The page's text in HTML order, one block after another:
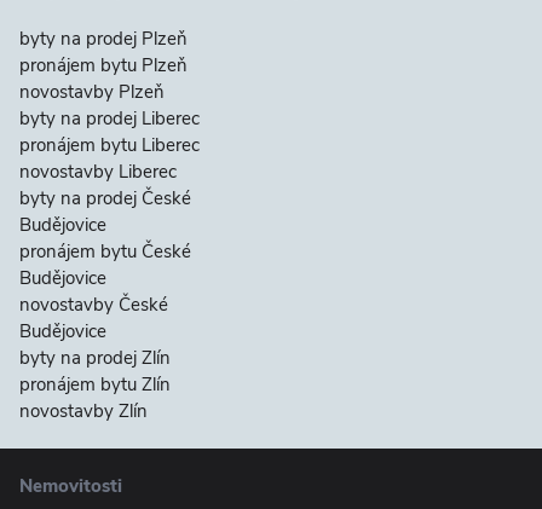
byty na prodej Plzeň
pronájem bytu Plzeň
novostavby Plzeň
byty na prodej Liberec
pronájem bytu Liberec
novostavby Liberec
byty na prodej České
Budějovice
pronájem bytu České
Budějovice
novostavby České
Budějovice
byty na prodej Zlín
pronájem bytu Zlín
novostavby Zlín
Nemovitosti